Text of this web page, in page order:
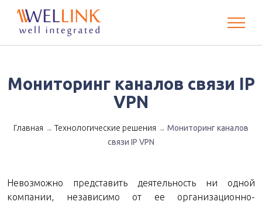
Мониторинг каналов связи IP
VPN
Главная → Технологические решения → Мониторинг каналов
связи IP VPN
Невозможно представить деятельность ни одной
компании, независимо от ее организационно-